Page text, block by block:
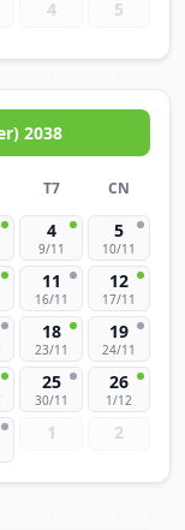
4 5
2038
T7 CN
4
9/11
5
10/11
11
16/11
12
17/11
18
23/11
19
24/11
25
30/11
26
1/12
1 2